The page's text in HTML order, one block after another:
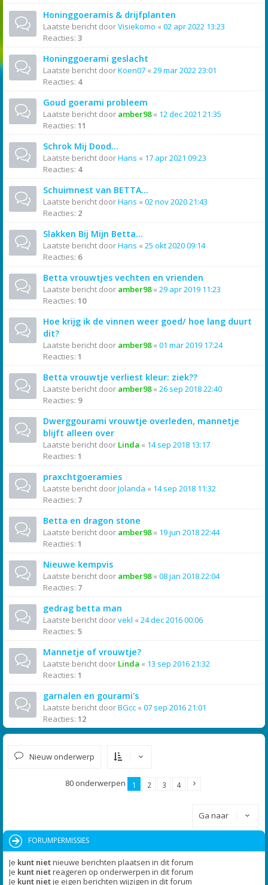
Honinggoeramis & drijfplanten
Laatste bericht doorVisiekomo « 02 apr 2022 13:23
Reacties: 3
Honinggoerami geslacht
Laatste bericht doorKoen07 « 29 mar 2022 23:01
Reacties: 4
Goud goerami probleem
Laatste bericht door amber98« 12 dec 2021 21:35
Reacties: 11
Schrok Mij Dood...
Laatste bericht doorHans « 17 apr 2021 09:23
Reacties: 4
Schuimnest van BETTA...
Laatste bericht doorHans « 02 nov 2020 21:43
Reacties: 2
Slakken Bij Mijn Betta...
Laatste bericht doorHans « 25 okt 2020 09:14
Reacties: 6
Betta vrouwtjes vechten en vrienden
Laatste bericht door amber98« 29 apr 2019 11:23
Reacties: 10
Hoe krijg ik de vinnen weer goed/ hoe lang duurt
dit?
Laatste bericht door amber98« 01 mar 2019 17:24
Reacties: 1
Betta vrouwtje verliest kleur: ziek??
Laatste bericht door amber98« 26 sep 2018 22:40
Reacties: 9
Dwerggourami vrouwtje overleden, mannetje
blijft alleen over
Laatste bericht door Linda « 14 sep 2018 13:17
Reacties: 1
praxchtgoeramies
Laatste bericht doorJolanda « 14 sep 2018 11:32
Reacties: 7
Betta en dragon stone
Laatste bericht door amber98« 19 jun 2018 22:44
Reacties: 1
Nieuwe kempvis
Laatste bericht door amber98« 08 jan 2018 22:04
Reacties: 7
gedrag betta man
Laatste bericht doorvekl « 24 dec 2016 00:06
Reacties: 5
Mannetje of vrouwtje?
Laatste bericht door Linda « 13 sep 2016 21:32
Reacties: 1
garnalen en gourami's
Laatste bericht doorBGcc « 07 sep 2016 21:01
Reacties: 12
Nieuw onderwerp
80 onderwerpen 1 2 3 4
Ga naar
FORUMPERMISSIES
Je kunt nietnieuwe berichten plaatsen in dit forum
Je kunt nietreageren op onderwerpen in dit forum
Je kunt nietje eigen berichten wijzigen in dit forum